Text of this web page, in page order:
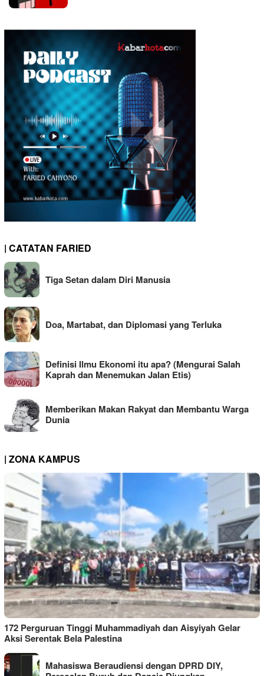
| CATATAN FARIED
Tiga Setan dalam Diri Manusia
Doa, Martabat, dan Diplomasi yang Terluka
Definisi Ilmu Ekonomi itu apa? (Mengurai Salah
Kaprah dan Menemukan Jalan Etis)
Memberikan Makan Rakyat dan Membantu Warga
Dunia
| ZONA KAMPUS
172 Perguruan Tinggi Muhammadiyah dan Aisyiyah Gelar
Aksi Serentak Bela Palestina
Mahasiswa Beraudiensi dengan DPRD DIY,